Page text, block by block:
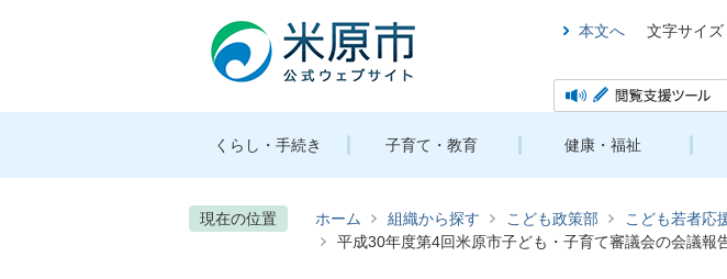
本文へ 文字サイズ
くらし・手続き 子育て・教育 健康・福祉
現在の位置 ホーム 組織から探す こども政策部 こども若者応
平成30年度第4回米原市子ども・子育て審議会の会議報